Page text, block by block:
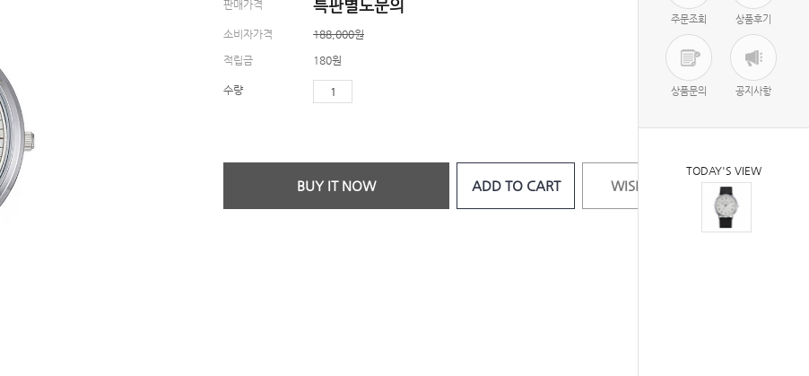
주문조회 상품후기
상품문의 공지사항
TODAY'S VIEW
판매가격 특판별도문의
소비자가격 188,000원
적립금 180원
수량
BUY IT NOW ADD TO CART WISH LIST